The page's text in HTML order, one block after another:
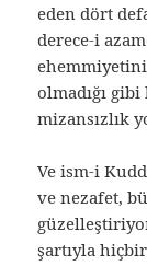
eden dört
derece-i
olmadığı
mizansızlık
Ve ism-i
ve nezafet,
şartıyla